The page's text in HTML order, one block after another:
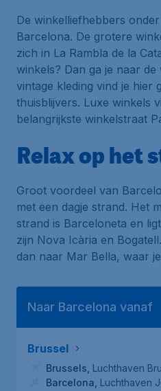
De winkelliefhebbers
Barcelona. De grotere
zich in La Rambla de la
winkels? Dan ga je naar de
vintage kleding vind je hier
thuisblijvers. Luxe winkels
belangrijkste winkelstraat
Relax op het
Groot voordeel van
met een dagje strand. Het
strand is Barceloneta en
zijn Nova Icària en Bogatell
dan naar Mar Bella, waar
Naar Barcelona vanaf
Brussel
Brussels Luchthaven
Barcelona Luchthaven